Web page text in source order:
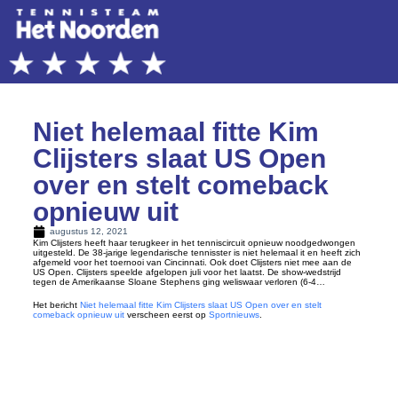
Niet helemaal fitte Kim
Clijsters slaat US Open
over en stelt comeback
opnieuw uit
augustus 12, 2021
Kim Clijsters heeft haar terugkeer in het tenniscircuit opnieuw noodgedwongen
uitgesteld. De 38-jarige legendarische tennisster is niet helemaal it en heeft zich
afgemeld voor het toernooi van Cincinnati. Ook doet Clijsters niet mee aan de
US Open. Clijsters speelde afgelopen juli voor het laatst. De show-wedstrijd
tegen de Amerikaanse Sloane Stephens ging weliswaar verloren (6-4…
Het bericht Niet helemaal fitte Kim Clijsters slaat US Open over en stelt
comeback opnieuw uitverscheen eerst op Sportnieuws.